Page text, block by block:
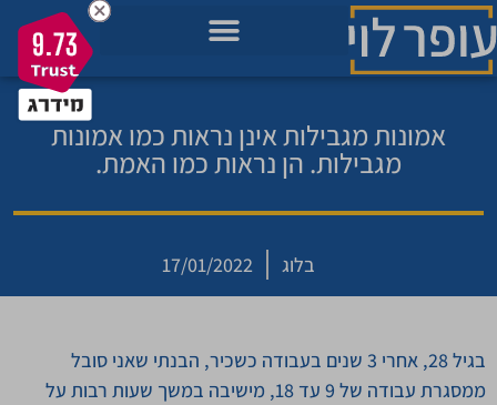
אמונות מגבילות אינן נראות כמו אמונות
מגבילות. הן נראות כמו האמת.
בלוג 17/01/2022
בגיל 28, אחרי 3 שנים בעבודה כשכיר, הבנתי שאני סובל
ממסגרת עבודה של 9 עד 18, מישיבה במשך שעות רבות על
9.73